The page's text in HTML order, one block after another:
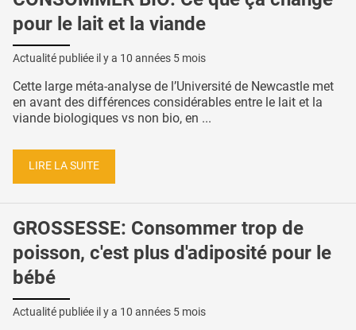
pour le lait et la viande
Actualité publiée il y a 10 années 5 mois
Cette large méta-analyse de l’Université de Newcastle met
en avant des différences considérables entre le lait et la
viande biologiques vs non bio, en ...
LIRE LA SUITE
GROSSESSE: Consommer trop de
poisson, c'est plus d'adiposité pour le
bébé
Actualité publiée il y a 10 années 5 mois